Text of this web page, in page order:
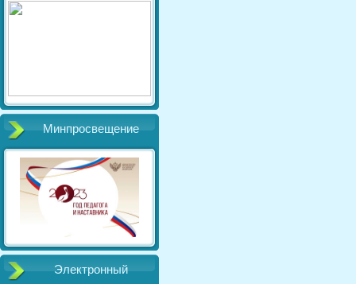
Минпросвещение
Электронный